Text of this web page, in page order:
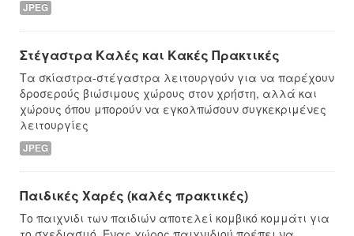
JPEG
Στέγαστρα Καλές και Κακές Πρακτικές
Τα σκίαστρα-στέγαστρα λειτουργούν για να παρέχουν
δροσερούς βιώσιμους χώρους στον χρήστη, αλλά και
χώρους όπου μπορούν να εγκολπώσουν συγκεκριμένες
λειτουργίες
JPEG
Παιδικές Χαρές (καλές πρακτικές)
Το παιχνιδι των παιδιών αποτελεί κομβικό κομμάτι για